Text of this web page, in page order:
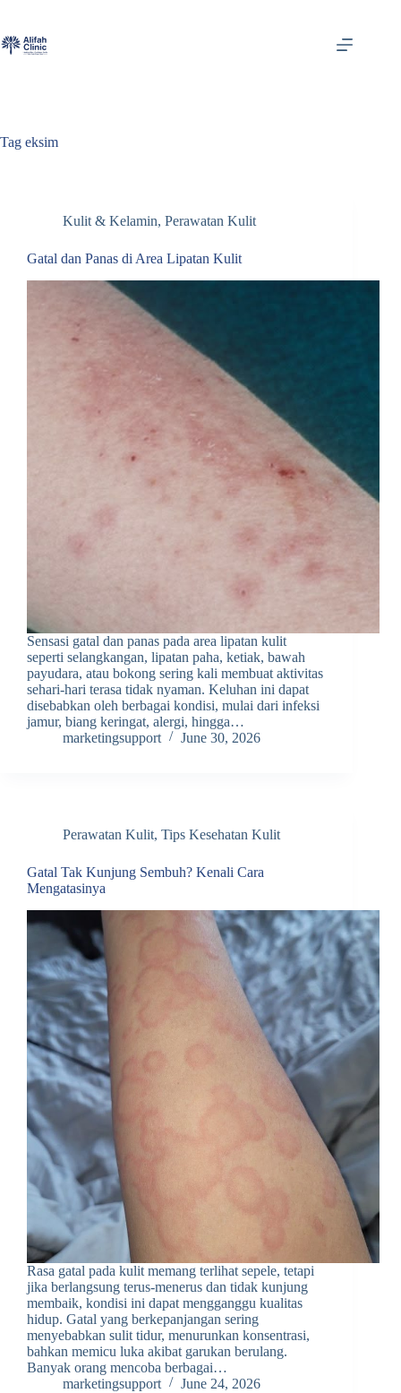
content
Tag eksim
Kulit & Kelamin, Perawatan Kulit
Gatal dan Panas di Area Lipatan Kulit
Sensasi gatal dan panas pada area lipatan kulit
seperti selangkangan, lipatan paha, ketiak, bawah
payudara, atau bokong sering kali membuat aktivitas
sehari-hari terasa tidak nyaman. Keluhan ini dapat
disebabkan oleh berbagai kondisi, mulai dari infeksi
jamur, biang keringat, alergi, hingga…
marketingsupport
June 30, 2026
Perawatan Kulit, Tips Kesehatan Kulit
Gatal Tak Kunjung Sembuh? Kenali Cara
Mengatasinya
Rasa gatal pada kulit memang terlihat sepele, tetapi
jika berlangsung terus-menerus dan tidak kunjung
membaik, kondisi ini dapat mengganggu kualitas
hidup. Gatal yang berkepanjangan sering
menyebabkan sulit tidur, menurunkan konsentrasi,
bahkan memicu luka akibat garukan berulang.
Banyak orang mencoba berbagai…
marketingsupport
June 24, 2026